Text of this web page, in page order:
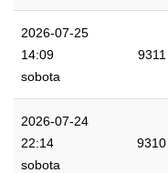
2026-07-25
14:09
sobota
9311
2026-07-24
22:14
sobota
9310